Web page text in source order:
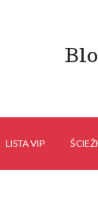
LISTA VIP